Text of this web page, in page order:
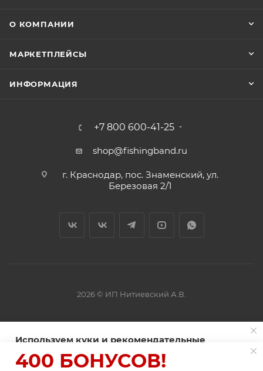
О КОМПАНИИ
МАРКЕТПЛЕЙСЫ
ИНФОРМАЦИЯ
+7 800 600-41-25
shop@fishingband.ru
г. Краснодар, пос. Знаменский, ул.
Березовая 2/1
2026 © ИП Нитиевский А.В.
Используем куки и рекомендательные
400 БОНУСОВ!